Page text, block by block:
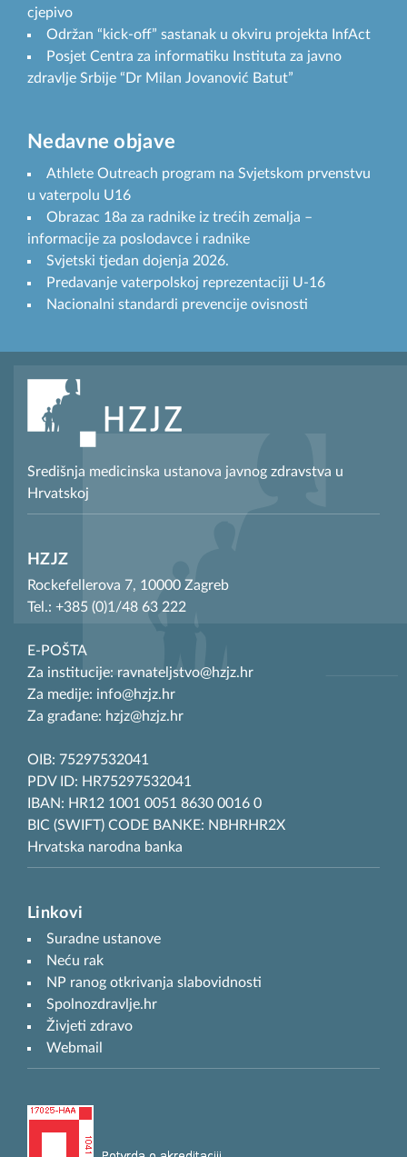
cjepivo
Održan “kick-off” sastanak u okviru projekta InfAct
Posjet Centra za informatiku Instituta za javno
zdravlje Srbije “Dr Milan Jovanović Batut”
Nedavne objave
Athlete Outreach program na Svjetskom prvenstvu
u vaterpolu U16
Obrazac 18a za radnike iz trećih zemalja –
informacije za poslodavce i radnike
Svjetski tjedan dojenja 2026.
Predavanje vaterpolskoj reprezentaciji U-16
Nacionalni standardi prevencije ovisnosti
Središnja medicinska ustanova javnog zdravstva u
Hrvatskoj
HZJZ
Rockefellerova 7, 10000 Zagreb
Tel.: +385 (0)1/48 63 222
E-POŠTA
Za institucije: ravnateljstvo@hzjz.hr
Za medije: info@hzjz.hr
Za građane: hzjz@hzjz.hr
OIB: 75297532041
PDV ID: HR75297532041
IBAN: HR12 1001 0051 8630 0016 0
BIC (SWIFT) CODE BANKE: NBHRHR2X
Hrvatska narodna banka
Linkovi
Suradne ustanove
Neću rak
NP ranog otkrivanja slabovidnosti
Spolnozdravlje.hr
Živjeti zdravo
Webmail